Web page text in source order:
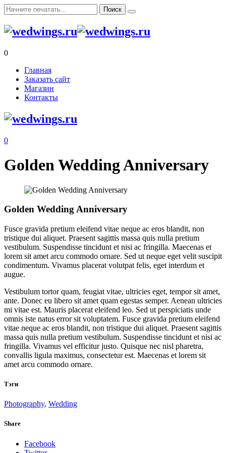
0
Главная
Заказать сайт
Магазин
Контакты
0
Golden Wedding Anniversary
Golden Wedding Anniversary
Fusce gravida pretium eleifend vitae neque ac eros blandit, non
tristique dui aliquet. Praesent sagittis massa quis nulla pretium
vestibulum. Suspendisse tincidunt et nisi ac fringilla. Maecenas et
lorem sit amet arcu commodo ornare. Sed ut neque eget velit suscipit
condimentum. Vivamus placerat volutpat felis, eget interdum et
augue.
Vestibulum tortor quam, feugiat vitae, ultricies eget, tempor sit amet,
ante. Donec eu libero sit amet quam egestas semper. Aenean ultricies
mi vitae est. Mauris placerat eleifend leo. Sed ut perspiciatis unde
omnis iste natus error sit voluptatem. Fusce gravida pretium eleifend
vitae neque ac eros blandit, non tristique dui aliquet. Praesent sagittis
massa quis nulla pretium vestibulum. Suspendisse tincidunt et nisi ac
fringilla. Vivamus vel efficitur justo. Quisque nec nisl pharetra,
convallis ligula maximus, consectetur est. Maecenas et lorem sit
amet arcu commodo ornare.
Тэги
Photography, Wedding
Share
Facebook